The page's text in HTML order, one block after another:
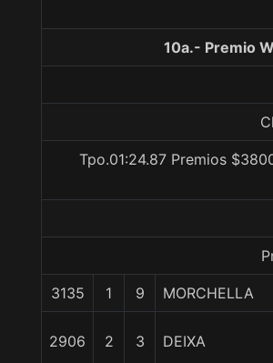
10a.- Premio
Tpo.01:24.87 Premios
3135 1 9 MORCHELLA
2906 2 3 DEIXA